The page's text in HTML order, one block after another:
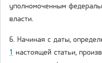
уполномоченным
власти.
6. Начиная с даты,
1 настоящей статьи,